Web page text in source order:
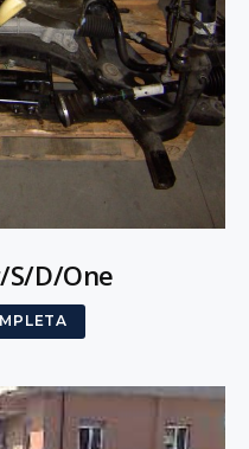
S/D/One